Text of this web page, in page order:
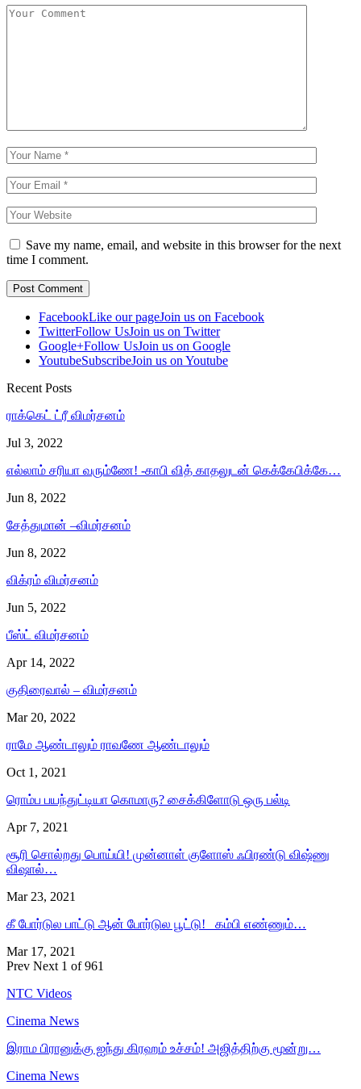
Save my name, email, and website in this browser for the next
time I comment.
FacebookLike our pageJoin us on Facebook
TwitterFollow UsJoin us on Twitter
Google+Follow UsJoin us on Google
YoutubeSubscribeJoin us on Youtube
Recent Posts
ராக்கெட் ட்ரீ விமர்சனம்
Jul 3, 2022
எல்லாம் சரியா வரும்ணே! -காபி வித் காதலுடன் கெக்கேபிக்கே…
Jun 8, 2022
சேத்துமான் –விமர்சனம்
Jun 8, 2022
விக்ரம் விமர்சனம்
Jun 5, 2022
பீஸ்ட் விமர்சனம்
Apr 14, 2022
குதிரைவால் – விமர்சனம்
Mar 20, 2022
ராமே ஆண்டாலும் ராவணே ஆண்டாலும்
Oct 1, 2021
ரொம்ப பயந்துட்டியா கொமாரு? சைக்கிளோடு ஒரு பல்டி
Apr 7, 2021
சூரி சொல்றது பொய்யி! முன்னாள் குளோஸ் ஃபிரண்டு விஷ்ணு
விஷால்…
Mar 23, 2021
கீ போர்டுல பாட்டு ஆன் போர்டுல பூட்டு! கம்பி எண்ணும்…
Mar 17, 2021
Prev Next 1 of 961
NTC Videos
Cinema News
இராம பிரானுக்கு ஐந்து கிரஹம் உச்சம்! அஜித்திற்கு மூன்று…
Cinema News